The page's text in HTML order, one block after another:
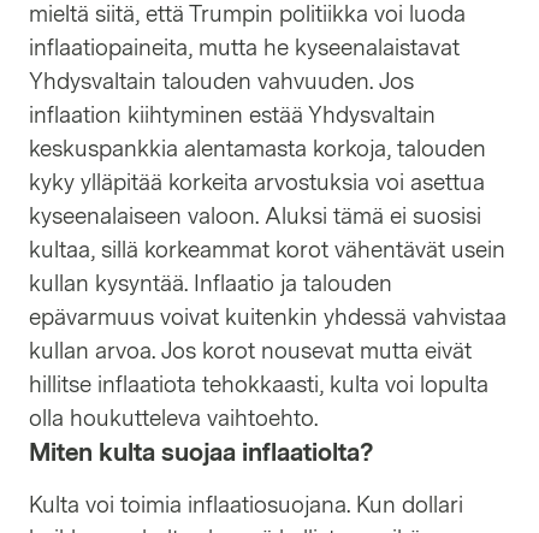
mieltä siitä, että Trumpin politiikka voi luoda
inflaatiopaineita, mutta he kyseenalaistavat
Yhdysvaltain talouden vahvuuden. Jos
inflaation kiihtyminen estää Yhdysvaltain
keskuspankkia alentamasta korkoja, talouden
kyky ylläpitää korkeita arvostuksia voi asettua
kyseenalaiseen valoon. Aluksi tämä ei suosisi
kultaa, sillä korkeammat korot vähentävät usein
kullan kysyntää. Inflaatio ja talouden
epävarmuus voivat kuitenkin yhdessä vahvistaa
kullan arvoa. Jos korot nousevat mutta eivät
hillitse inflaatiota tehokkaasti, kulta voi lopulta
olla houkutteleva vaihtoehto.
Miten kulta suojaa inflaatiolta?
Kulta voi toimia inflaatiosuojana. Kun dollari